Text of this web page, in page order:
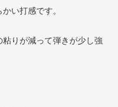
い打感です。
りが減って弾きが少し強